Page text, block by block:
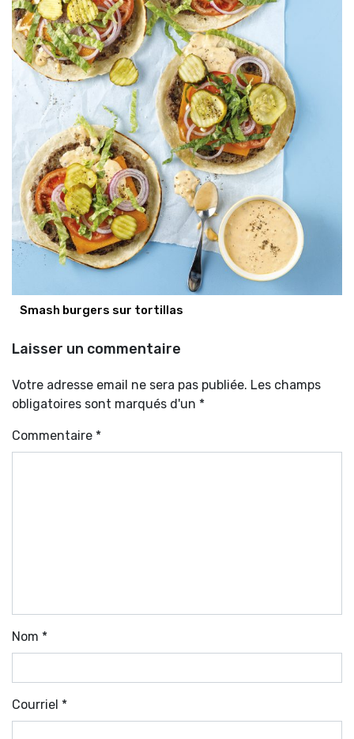
Smash burgers sur tortillas
Laisser un commentaire
Votre adresse email ne sera pas publiée. Les champs
obligatoires sont marqués d'un *
Commentaire *
Nom *
Courriel *